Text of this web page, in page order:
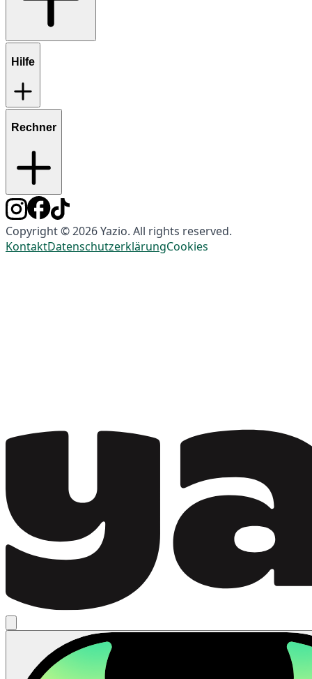
Hilfe
Rechner
Copyright © 2026 Yazio. All rights reserved.
KontaktDatenschutzerklärungCookies